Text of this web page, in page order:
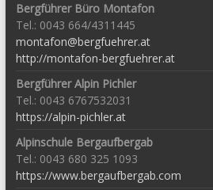
Bergführer Büro Montafon
Tel.: 0043 664/4311445
montafon@bergfuehrer.at
http://montafon-bergfuehrer.at
Bergführer Alpin Pichler
Tel.: 0043 6767532031
https://alpin-pichler.at
Alpinschule Bergaufbergab
Tel.: 0043 680 325 1093
https://www.bergaufbergab.com